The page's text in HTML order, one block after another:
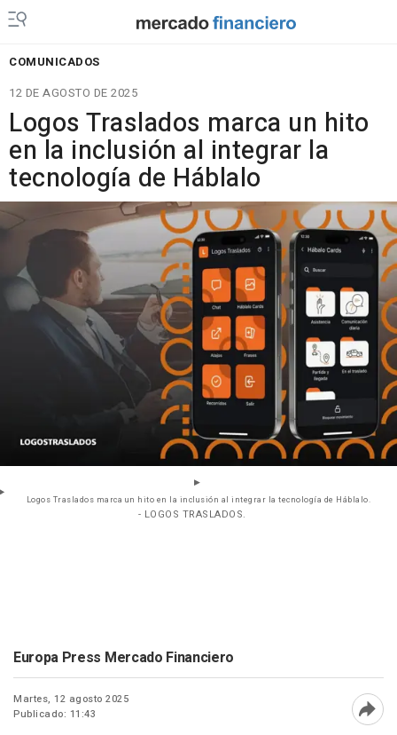
COMUNICADOS
12 DE AGOSTO DE 2025
Logos Traslados marca un hito
en la inclusión al integrar la
tecnología de Háblalo
Logos Traslados marca un hito en la inclusión al integrar la tecnología de Háblalo.
- LOGOS TRASLADOS.
Europa Press Mercado Financiero
Martes, 12 agosto 2025
Publicado: 11:43